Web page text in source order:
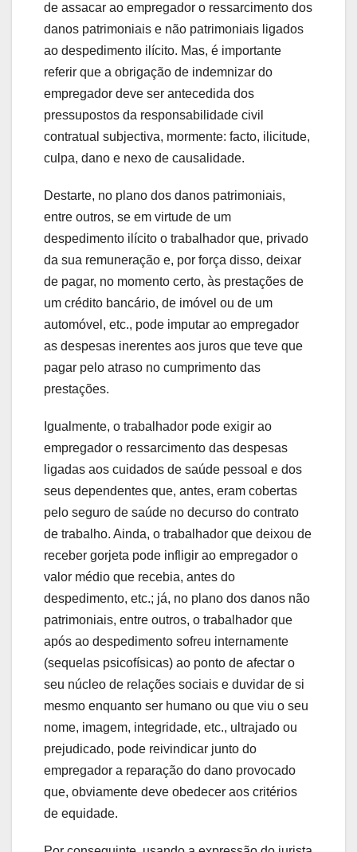
de assacar ao empregador o ressarcimento dos
danos patrimoniais e não patrimoniais ligados
ao despedimento ilícito. Mas, é importante
referir que a obrigação de indemnizar do
empregador deve ser antecedida dos
pressupostos da responsabilidade civil
contratual subjectiva, mormente: facto, ilicitude,
culpa, dano e nexo de causalidade.
Destarte, no plano dos danos patrimoniais,
entre outros, se em virtude de um
despedimento ilícito o trabalhador que, privado
da sua remuneração e, por força disso, deixar
de pagar, no momento certo, às prestações de
um crédito bancário, de imóvel ou de um
automóvel, etc., pode imputar ao empregador
as despesas inerentes aos juros que teve que
pagar pelo atraso no cumprimento das
prestações.
Igualmente, o trabalhador pode exigir ao
empregador o ressarcimento das despesas
ligadas aos cuidados de saúde pessoal e dos
seus dependentes que, antes, eram cobertas
pelo seguro de saúde no decurso do contrato
de trabalho. Ainda, o trabalhador que deixou de
receber gorjeta pode infligir ao empregador o
valor médio que recebia, antes do
despedimento, etc.; já, no plano dos danos não
patrimoniais, entre outros, o trabalhador que
após ao despedimento sofreu internamente
(sequelas psicofísicas) ao ponto de afectar o
seu núcleo de relações sociais e duvidar de si
mesmo enquanto ser humano ou que viu o seu
nome, imagem, integridade, etc., ultrajado ou
prejudicado, pode reivindicar junto do
empregador a reparação do dano provocado
que, obviamente deve obedecer aos critérios
de equidade.